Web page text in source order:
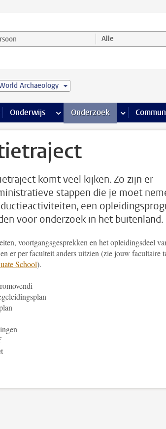
en selecteer categorie Alle
Archaeology
Faciliteiten pagina’s
Onderwijs meer Onderwijs pagina’s
Onderzoek meer
komt veel kijken. Zo zijn er
stappen die je moet
een
voor onderzoek in het buitenland.
voortgangsgesprekken en het opleidingsdeel
er per faculteit anders uitzien (zie jouw facultaire
School).